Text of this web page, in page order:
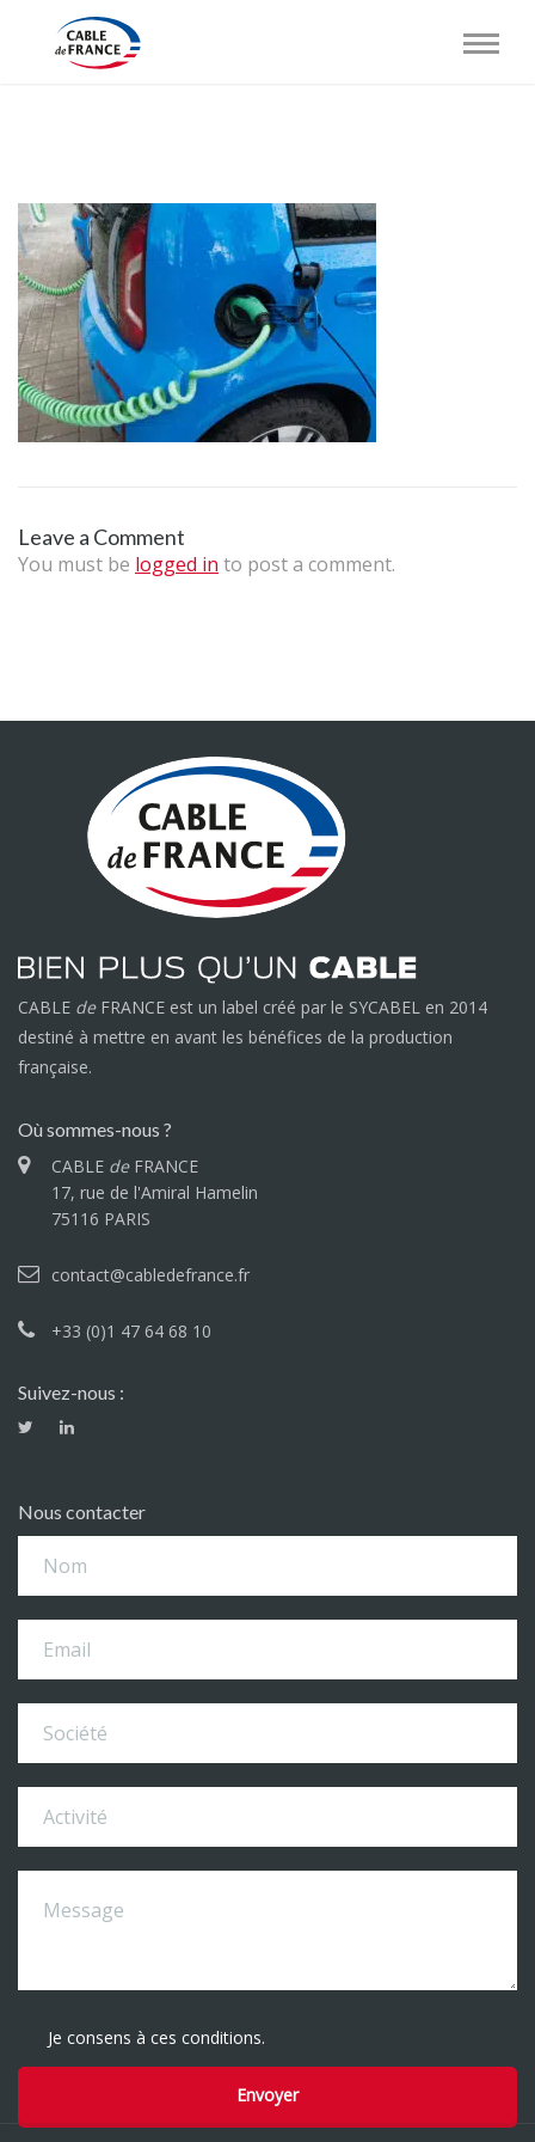
Leave a Comment
You must be logged in to post a comment.
CABLE deFRANCE est un label créé par le SYCABEL en 2014
destiné à mettre en avant les bénéfices de la production
française.
Où sommes-nous ?
CABLE deFRANCE
17, rue de l'Amiral Hamelin
75116 PARIS
contact@cabledefrance.fr
+33 (0)1 47 64 68 10
Suivez-nous :
Nous contacter
Je consens à ces conditions.